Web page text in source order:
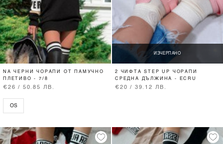
NA ЧЕРНИ ЧОРАПИ ОТ ПАМУЧНО
ПЛЕТИВО - 7/8
€26 / 50.85 ЛВ.
OS
ИЗЧЕРПАНО
2 ЧИФТА STEP UP ЧОРАПИ
СРЕДНА ДЪЛЖИНА - ECRU
€20 / 39.12 ЛВ.